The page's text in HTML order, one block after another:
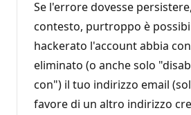
Se l'errore dovesse
contesto, purtroppo è
hackerato l'account abbia
eliminato (o anche solo
con") il tuo indirizzo email
favore di un altro indirizzo